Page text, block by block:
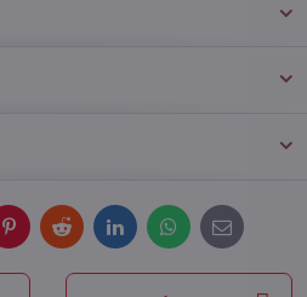
PinterestRedditLinkedInWhatsApp
E-
mail